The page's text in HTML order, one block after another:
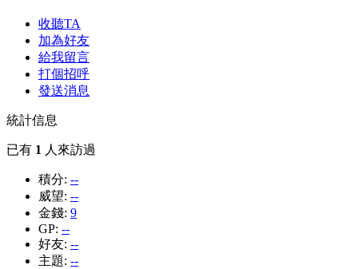
收聽TA
加為好友
給我留言
打個招呼
發送消息
統計信息
已有 1 人來訪過
積分: --
威望: --
金錢: 9
GP: --
好友: --
主題: --